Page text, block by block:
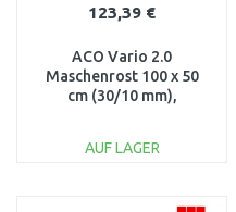
123,39 €
ACO Vario 2.0
Maschenrost 100 x 50
cm (30/10 mm),
AUF LAGER